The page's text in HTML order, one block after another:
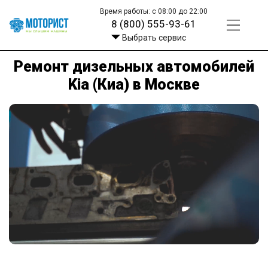
Время работы: с 08:00 до 22:00
8 (800) 555-93-61
Выбрать сервис
Ремонт дизельных автомобилей
Kia (Киа) в Москве